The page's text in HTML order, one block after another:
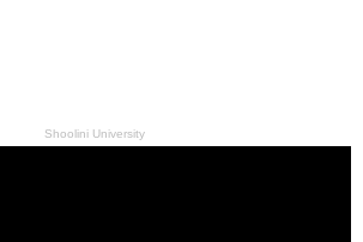
Shoolini University